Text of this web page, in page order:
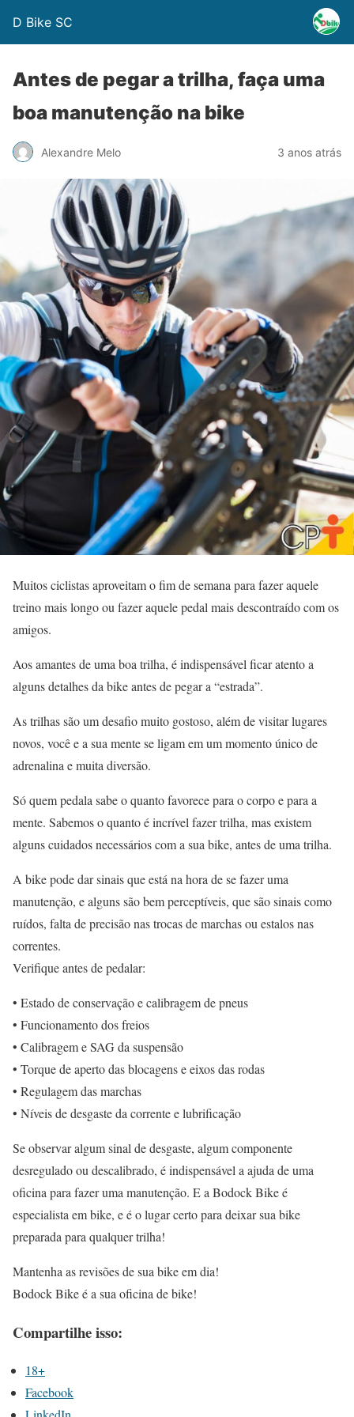
D Bike SC
Antes de pegar a trilha, faça uma
boa manutenção na bike
Alexandre Melo 3 anos atrás
Muitos ciclistas aproveitam o fim de semana para fazer aquele
treino mais longo ou fazer aquele pedal mais descontraído com os
amigos.
Aos amantes de uma boa trilha, é indispensável ficar atento a
alguns detalhes da bike antes de pegar a “estrada”.
As trilhas são um desafio muito gostoso, além de visitar lugares
novos, você e a sua mente se ligam em um momento único de
adrenalina e muita diversão.
Só quem pedala sabe o quanto favorece para o corpo e para a
mente. Sabemos o quanto é incrível fazer trilha, mas existem
alguns cuidados necessários com a sua bike, antes de uma trilha.
A bike pode dar sinais que está na hora de se fazer uma
manutenção, e alguns são bem perceptíveis, que são sinais como
ruídos, falta de precisão nas trocas de marchas ou estalos nas
correntes.
Verifique antes de pedalar:
• Estado de conservação e calibragem de pneus
• Funcionamento dos freios
• Calibragem e SAG da suspensão
• Torque de aperto das blocagens e eixos das rodas
• Regulagem das marchas
• Níveis de desgaste da corrente e lubrificação
Se observar algum sinal de desgaste, algum componente
desregulado ou descalibrado, é indispensável a ajuda de uma
oficina para fazer uma manutenção. E a Bodock Bike é
especialista em bike, e é o lugar certo para deixar sua bike
preparada para qualquer trilha!
Mantenha as revisões de sua bike em dia!
Bodock Bike é a sua oficina de bike!
Compartilhe isso:
18+
Facebook